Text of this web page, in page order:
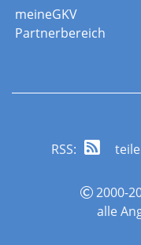
meineGKV
Partnerbereich
RSS:
2000-
alle